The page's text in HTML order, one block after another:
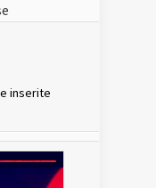
inserite